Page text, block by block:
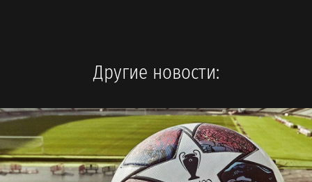
Другие новости: